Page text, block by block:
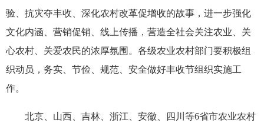
验、抗灾夺丰收、深化农村改革促增收的故事，进一步强化
文化内涵、营销促销、线上传播，营造全社会关注农业、关
心农村、关爱农民的浓厚氛围。各级农业农村部门要积极组
织动员，务实、节俭、规范、安全做好丰收节组织实施工
作。
北京、山西、吉林、浙江、安徽、四川等6省市农业农村